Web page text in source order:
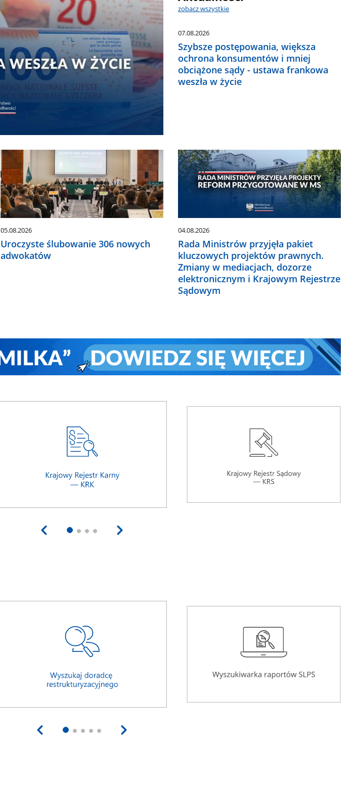
zobacz wszystkie
07.08.2026
Szybsze postępowania, większa
ochrona konsumentów i mniej
obciążone sądy - ustawa frankowa
weszła w życie
05.08.2026
Uroczyste ślubowanie 306 nowych
adwokatów
04.08.2026
Rada Ministrów przyjęła pakiet
kluczowych projektów prawnych.
Zmiany w mediacjach, dozorze
elektronicznym i Krajowym Rejestrze
Sądowym